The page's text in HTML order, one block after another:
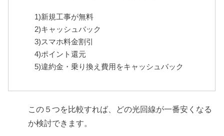
1)新規工事が無料
2)キャッシュバック
3)スマホ料金割引
4)ポイント還元
5)違約金・乗り換え費用をキャッシュバック
この５つを比較すれば、どの光回線が一番安くなる
か検討できます。